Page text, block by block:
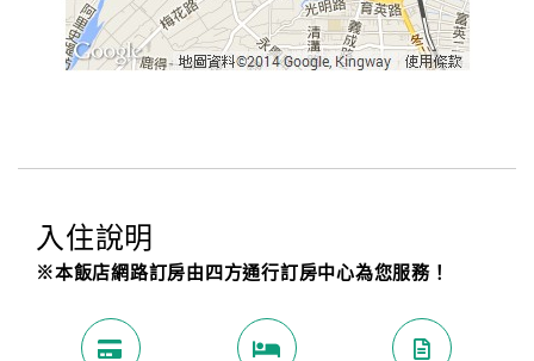
入住說明
※本飯店網路訂房由四方通行訂房中心為您服務！